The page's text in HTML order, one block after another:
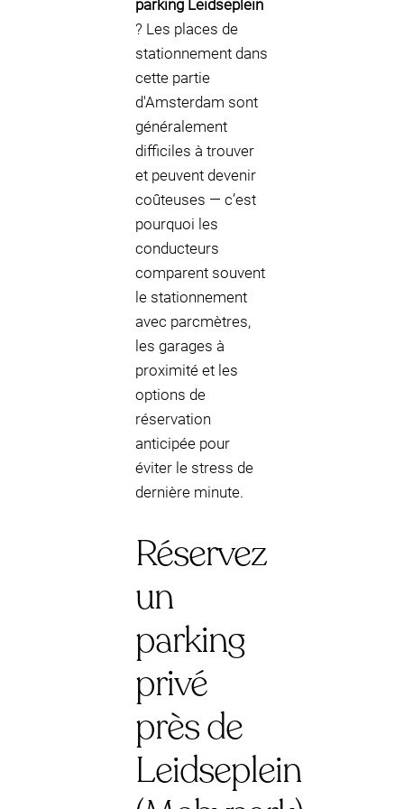
parking Leidseplein
? Les places de
stationnement dans
cette partie
d'Amsterdam sont
généralement
difficiles à trouver
et peuvent devenir
coûteuses — c’est
pourquoi les
conducteurs
comparent souvent
le stationnement
avec parcmètres,
les garages à
proximité et les
options de
réservation
anticipée pour
éviter le stress de
dernière minute.
Réservez
un
parking
privé
près de
Leidseplein